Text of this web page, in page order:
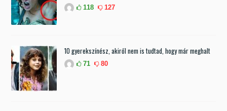
118 127
10 gyerekszínész, akiről nem is tudtad, hogy már meghalt
71 80